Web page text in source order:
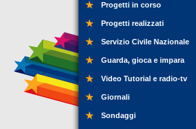
Progetti in corso
Progetti realizzati
Servizio Civile Nazionale
Guarda, gioca e impara
Video Tutorial e radio-tv
Giornali
Sondaggi